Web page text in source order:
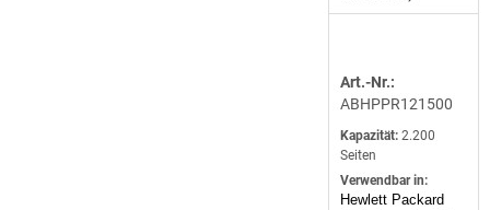
Art.-Nr.:
ABHPPR121500
Kapazität: 2.200
Seiten
Verwendbar in:
Hewlett Packard